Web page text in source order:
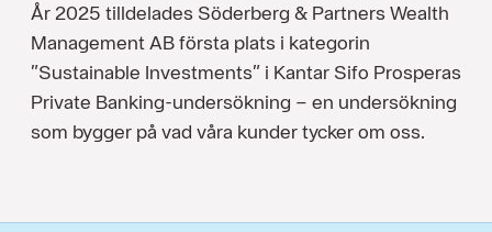
År 2025 tilldelades Söderberg & Partners Wealth
Management AB första plats i kategorin
”Sustainable Investments” i Kantar Sifo Prosperas
Private Banking-undersökning – en undersökning
som bygger på vad våra kunder tycker om oss.